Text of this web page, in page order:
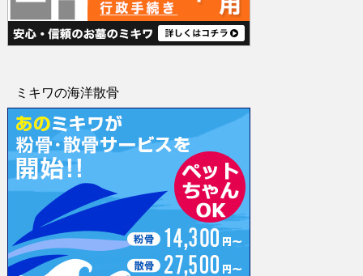
ミキワの海洋散骨